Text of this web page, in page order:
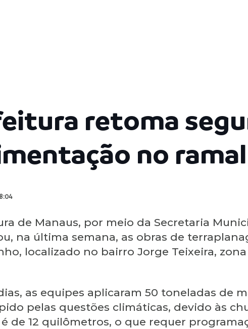
retoma
no
de Manaus, por meio da Secretaria
na última semana, as obras de
localizado no bairro Jorge Teixeira,
as equipes aplicaram 50 toneladas de
pelas questões climáticas, devido às
de 12 quilômetros, o que requer